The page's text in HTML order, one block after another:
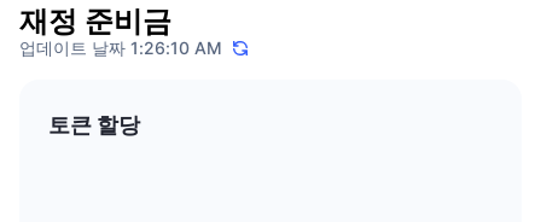
신규
정치
비트코인 ETF
x402
뉴스
staking, recurring investment, 24/7 customer support, educational content
through INDODAX Academy and INDODAX News, as well as fast IDR
재정 준비금
업데이트 날짜 1:26:10 AM
토큰 할당